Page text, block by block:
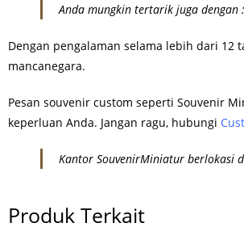
Anda mungkin tertarik juga dengan :
Dengan pengalaman selama lebih dari
mancanegara.
Pesan souvenir custom seperti Souvenir
keperluan Anda. Jangan ragu, hubungi
Kantor SouvenirMiniatur berlokasi
Produk Terkait